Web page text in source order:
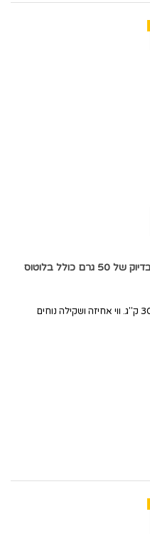
משקל תליה דיגיטלי נטען עד 300 ק"ג בדיוק של 50 גרם כולל בלוטוס
מאפשר שקילה לעומס כבד עד למשקל 300 ק"ג. ווי אחיזה ושקילה נוחים